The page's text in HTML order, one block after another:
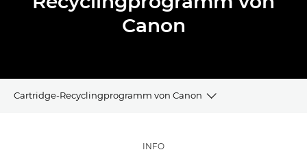
Canon
Cartridge-Recyclingprogramm von Canon
INFO